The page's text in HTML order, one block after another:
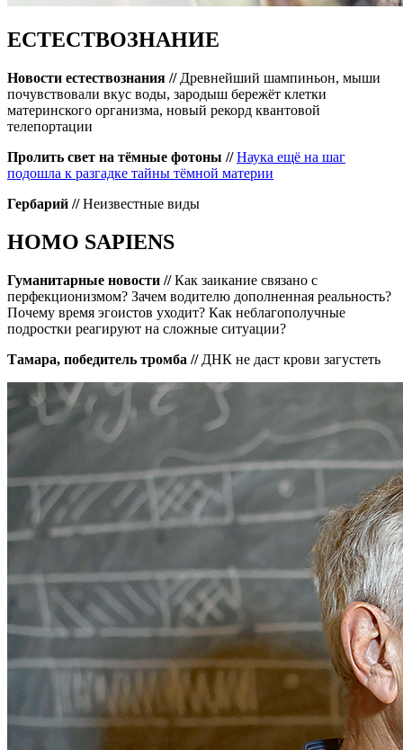
ЕСТЕСТВОЗНАНИЕ
Новости естествознания //Древнейший шампиньон, мыши
почувствовали вкус воды, зародыш бережёт клетки
материнского организма, новый рекорд квантовой
телепортации
Пролить свет на тёмные фотоны //Наука ещё на шаг
подошла к разгадке тайны тёмной материи
Гербарий //Неизвестные виды
HOMO SAPIENS
Гуманитарные новости //Как заикание связано с
перфекционизмом? Зачем водителю дополненная реальность?
Почему время эгоистов уходит? Как неблагополучные
подростки реагируют на сложные ситуации?
Тамара, победитель тромба // ДНК не даст крови загустеть